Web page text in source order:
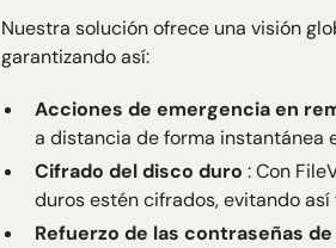
Nuestra solución ofrece una visión
garantizando así:
Acciones de emergencia en
a distancia de forma instantánea
Cifrado del disco duro : Con
duros estén cifrados, evitando así
Refuerzo de las contraseñas